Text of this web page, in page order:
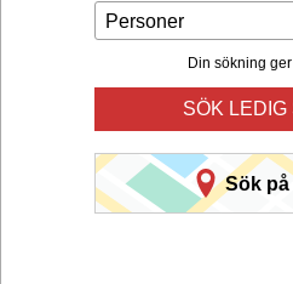
Personer
Din sökning
SÖK LEDIG
Sök på